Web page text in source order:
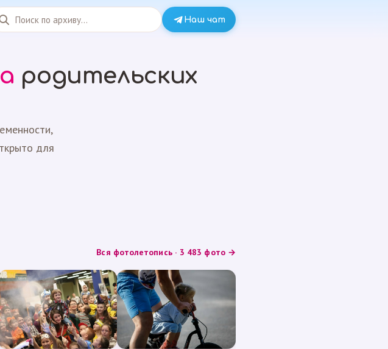
Наш чат
родительских
для
Вся фотолетопись · 3 483 фото →